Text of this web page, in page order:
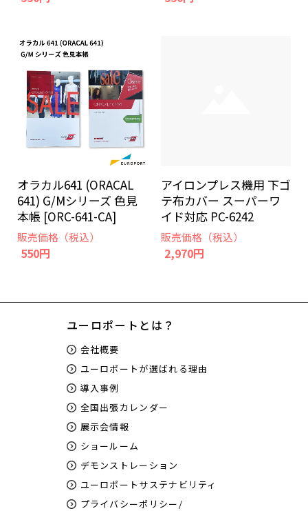
オラカル641 (ORACAL
641) G/Mシリーズ 色見
本帳 [ORC-641-CA]
販売価格（税込）
550円
アイロンプレス機用 下ゴ
テ布カバー スーパーワ
イド対応 PC-6242
販売価格（税込）
2,970円
ユーロポートとは？
会社概要
ユーロポートが選ばれる理由
導入事例
全国出張カレンダー
展示会情報
ショールーム
デモンストレーション
ユーロポートサステナビリティ
プライバシーポリシー/